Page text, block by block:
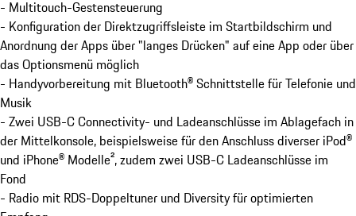
- Multitouch-Gestensteuerung
- Konfiguration der Direktzugriffsleiste im Startbildschirm und
Anordnung der Apps über "langes Drücken" auf eine App oder über
das Optionsmenü möglich
- Handyvorbereitung mit Bluetooth® Schnittstelle für Telefonie und
Musik
- Zwei USB-C Connectivity- und Ladeanschlüsse im Ablagefach in
der Mittelkonsole, beispielsweise für den Anschluss diverser iPod®
und iPhone® Modelle², zudem zwei USB-C Ladeanschlüsse im
Fond
- Radio mit RDS-Doppeltuner und Diversity für optimierten